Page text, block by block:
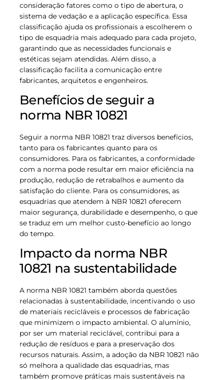
consideração fatores como o tipo de abertura, o
sistema de vedação e a aplicação específica. Essa
classificação ajuda os profissionais a escolherem o
tipo de esquadria mais adequado para cada projeto,
garantindo que as necessidades funcionais e
estéticas sejam atendidas. Além disso, a
classificação facilita a comunicação entre
fabricantes, arquitetos e engenheiros.
Benefícios de seguir a
norma NBR 10821
Seguir a norma NBR 10821 traz diversos benefícios,
tanto para os fabricantes quanto para os
consumidores. Para os fabricantes, a conformidade
com a norma pode resultar em maior eficiência na
produção, redução de retrabalhos e aumento da
satisfação do cliente. Para os consumidores, as
esquadrias que atendem à NBR 10821 oferecem
maior segurança, durabilidade e desempenho, o que
se traduz em um melhor custo-benefício ao longo
do tempo.
Impacto da norma NBR
10821 na sustentabilidade
A norma NBR 10821 também aborda questões
relacionadas à sustentabilidade, incentivando o uso
de materiais recicláveis e processos de fabricação
que minimizem o impacto ambiental. O alumínio,
por ser um material reciclável, contribui para a
redução de resíduos e para a preservação dos
recursos naturais. Assim, a adoção da NBR 10821 não
só melhora a qualidade das esquadrias, mas
também promove práticas mais sustentáveis na